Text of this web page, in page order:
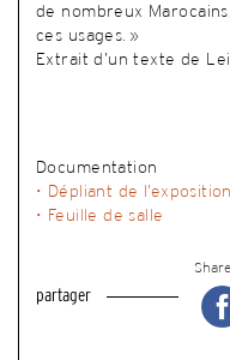
de nombreux
ces usages. »
Extrait d’un texte de
Documentation
• Dépliant de l’exposition
• Feuille de salle
partager